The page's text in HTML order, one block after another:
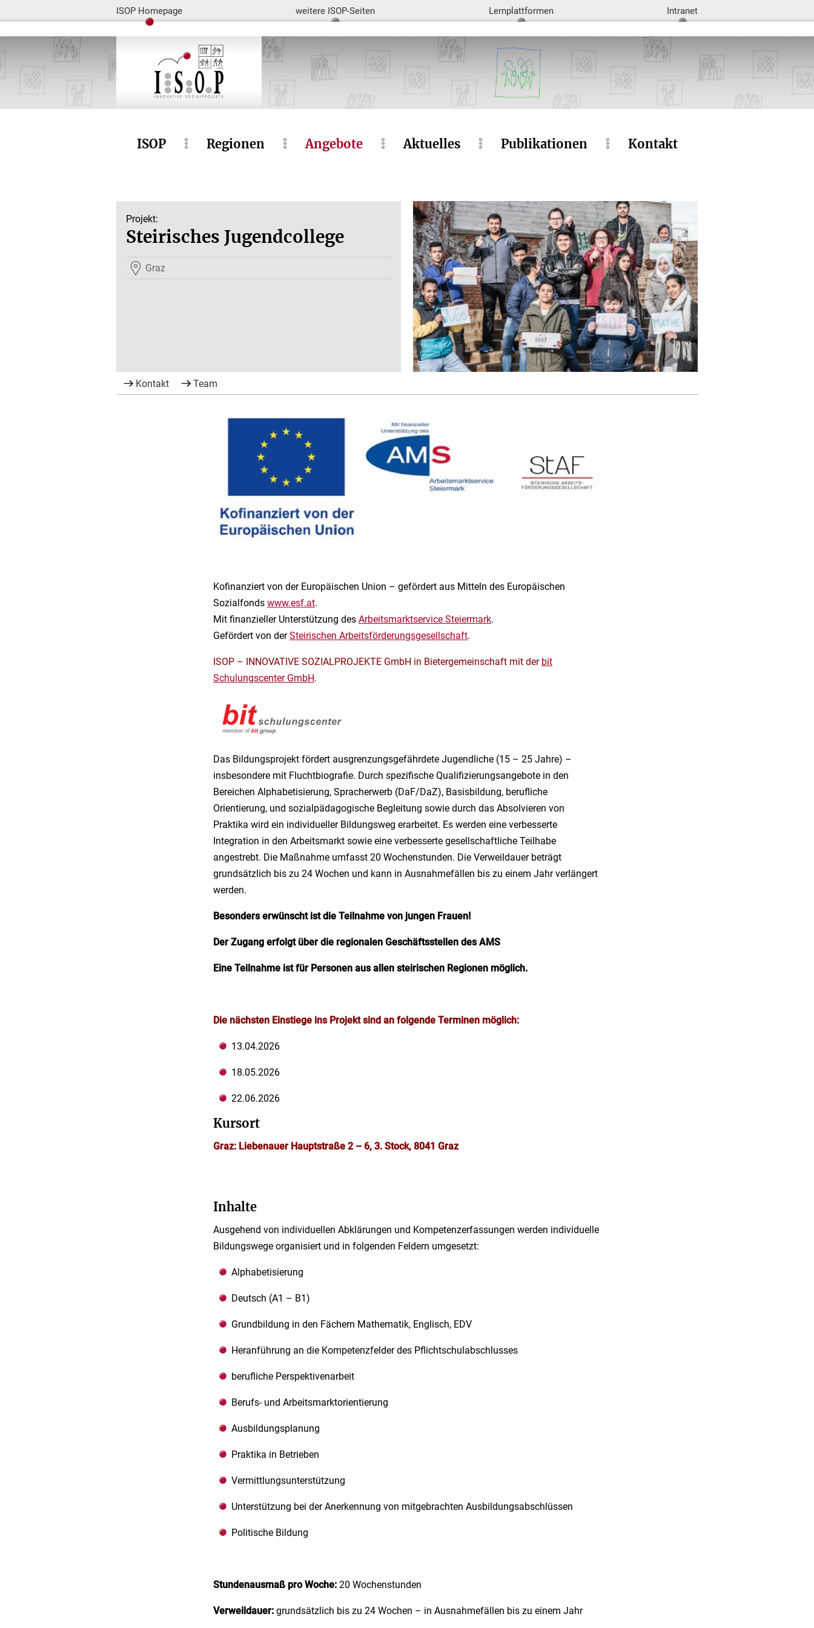
ISOP Homepage weitere ISOP-Seiten Lernplattformen Intranet
ISOP Regionen Angebote Aktuelles Publikationen Kontakt
Projekt:
Steirisches Jugendcollege
Graz
Kontakt Team
Kofinanziert von der Europäischen Union – gefördert aus Mitteln des Europäischen
Sozialfonds www.esf.at.
Mit finanzieller Unterstützung des Arbeitsmarktservice Steiermark.
Gefördert von derSteirischen Arbeitsförderungsgesellschaft.
ISOP – INNOVATIVE SOZIALPROJEKTE GmbH in Bietergemeinschaft mit der bit
Schulungscenter GmbH.
Das Bildungsprojekt fördert ausgrenzungsgefährdete Jugendliche (15 – 25 Jahre) –
insbesondere mit Fluchtbiografie. Durch spezifische Qualifizierungsangebote in den
Bereichen Alphabetisierung, Spracherwerb (DaF/DaZ), Basisbildung, berufliche
Orientierung, und sozialpädagogische Begleitung sowie durch das Absolvieren von
Praktika wird ein individueller Bildungsweg erarbeitet. Es werden eine verbesserte
Integration in den Arbeitsmarkt sowie eine verbesserte gesellschaftliche Teilhabe
angestrebt. Die Maßnahme umfasst 20 Wochenstunden. Die Verweildauer beträgt
grundsätzlich bis zu 24 Wochen und kann in Ausnahmefällen bis zu einem Jahr verlängert
werden.
Besonders erwünscht ist die Teilnahme von jungen Frauen!
Der Zugang erfolgt über die regionalen Geschäftsstellen des AMS
Eine Teilnahme ist für Personen aus allen steirischen Regionen möglich.
Die nächsten Einstiege ins Projekt sind an folgende Terminen möglich:
13.04.2026
18.05.2026
22.06.2026
Kursort
Graz: Liebenauer Hauptstraße 2 – 6, 3. Stock, 8041 Graz
Inhalte
Ausgehend von individuellen Abklärungen und Kompetenzerfassungen werden individuelle
Bildungswege organisiert und in folgenden Feldern umgesetzt:
Alphabetisierung
Deutsch (A1 – B1)
Grundbildung in den Fächern Mathematik, Englisch, EDV
Heranführung an die Kompetenzfelder des Pflichtschulabschlusses
berufliche Perspektivenarbeit
Berufs- und Arbeitsmarktorientierung
Ausbildungsplanung
Praktika in Betrieben
Vermittlungsunterstützung
Unterstützung bei der Anerkennung von mitgebrachten Ausbildungsabschlüssen
Politische Bildung
Stundenausmaß pro Woche: 20 Wochenstunden
Verweildauer: grundsätzlich bis zu 24 Wochen – in Ausnahmefällen bis zu einem Jahr